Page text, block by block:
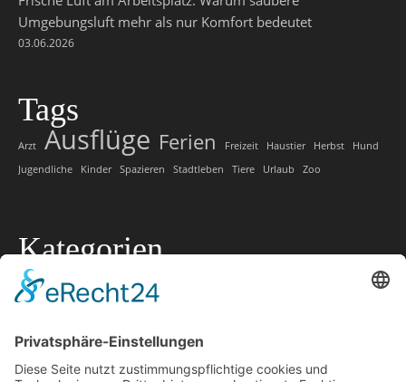
Umgebungsluft mehr als nur Komfort bedeutet
03.06.2026
Tags
Arzt Ausflüge Ferien Freizeit Haustier Herbst
Hund
Jugendliche
Kinder Spazieren Stadtleben Tiere Urlaub Zoo
Kategorien
Allgemein
Lokale Tipps
Marketing
Offtopic